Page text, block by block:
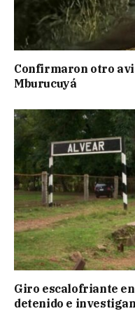
Confirmaron otro
Mburucuyá
Giro escalofriante
detenido e